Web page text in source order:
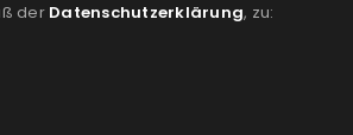
der Datenschutzerklärung, zu: